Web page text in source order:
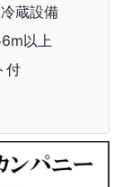
蔵設備
以上
付